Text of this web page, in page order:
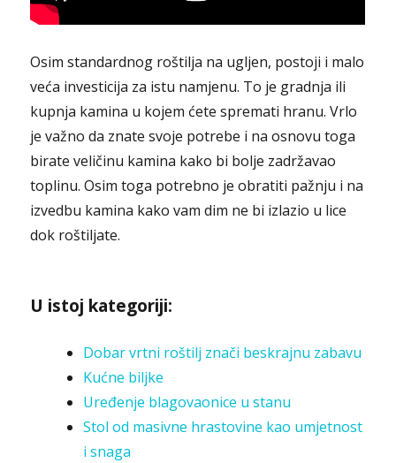
Osim standardnog roštilja na ugljen, postoji i malo
veća investicija za istu namjenu. To je gradnja ili
kupnja kamina u kojem ćete spremati hranu. Vrlo
je važno da znate svoje potrebe i na osnovu toga
birate veličinu kamina kako bi bolje zadržavao
toplinu. Osim toga potrebno je obratiti pažnju i na
izvedbu kamina kako vam dim ne bi izlazio u lice
dok roštiljate.
U istoj kategoriji:
Dobar vrtni roštilj znači beskrajnu zabavu
Kućne biljke
Uređenje blagovaonice u stanu
Stol od masivne hrastovine kao umjetnost
i snaga